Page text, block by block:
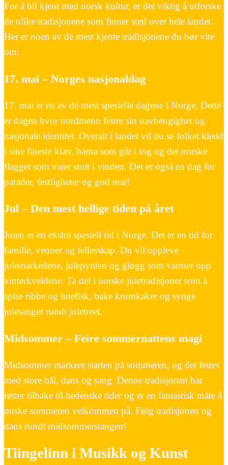
For å bli kjent med norsk kultur, er det viktig å utforske
de ulike tradisjonene som finner sted over hele landet.
Her er noen av de mest kjente tradisjonene du bør vite
om:
17. mai – Norges nasjonaldag
17. mai er en av de mest spesielle dagene i Norge. Dette
er dagen hvor nordmenn feirer sin uavhengighet og
nasjonale identitet. Overalt i landet vil du se folket kledd
i sine fineste klær, barna som går i tog og det norske
flagget som vaier stolt i vinden. Det er også en dag for
parader, festligheter og god mat!
Jul – Den mest hellige tiden på året
Julen er en ekstra spesiell tid i Norge. Det er en tid for
familie, venner og fellesskap. Du vil oppleve
julemarkedene, julepynten og gløgg som varmer opp
vinterkveldene. Ta del i norske juletradisjoner som å
spise ribbe og lutefisk, bake krumkaker og synge
julesanger rundt juletreet.
Midsommer – Feire sommernattens magi
Midsommer markere starten på sommeren, og det feires
med store bål, dans og sang. Denne tradisjonen har
røtter tilbake til hedenske tider og er en fantastisk måte å
ønske sommeren velkommen på. Følg tradisjonen og
dans rundt midsommerstangen!
Tiingelinn i Musikk og Kunst